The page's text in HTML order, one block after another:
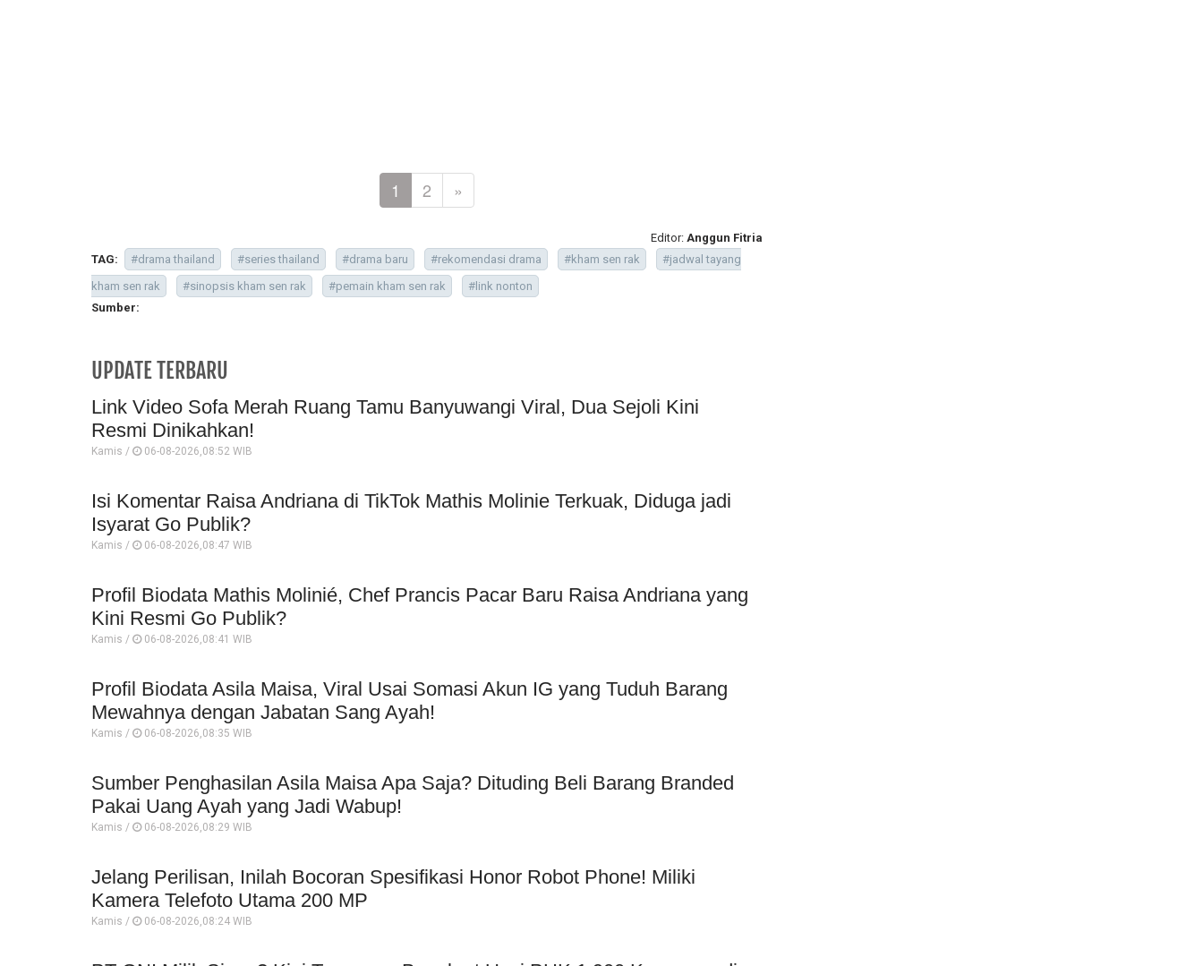
1 2 »
Editor: Anggun Fitria
TAG:
#drama thailand #series thailand #drama baru #rekomendasi drama #kham sen rak
#jadwal tayang
kham sen rak
#sinopsis kham sen rak #pemain kham sen rak
#link nonton
Sumber:
UPDATE TERBARU
Link Video Sofa Merah Ruang Tamu Banyuwangi Viral, Dua Sejoli Kini
Resmi Dinikahkan!
Kamis / 06-08-2026,08:52 WIB
Isi Komentar Raisa Andriana di TikTok Mathis Molinie Terkuak, Diduga jadi
Isyarat Go Publik?
Kamis / 06-08-2026,08:47 WIB
Profil Biodata Mathis Molinié, Chef Prancis Pacar Baru Raisa Andriana yang
Kini Resmi Go Publik?
Kamis / 06-08-2026,08:41 WIB
Profil Biodata Asila Maisa, Viral Usai Somasi Akun IG yang Tuduh Barang
Mewahnya dengan Jabatan Sang Ayah!
Kamis / 06-08-2026,08:35 WIB
Sumber Penghasilan Asila Maisa Apa Saja? Dituding Beli Barang Branded
Pakai Uang Ayah yang Jadi Wabup!
Kamis / 06-08-2026,08:29 WIB
Jelang Perilisan, Inilah Bocoran Spesifikasi Honor Robot Phone! Miliki
Kamera Telefoto Utama 200 MP
Kamis / 06-08-2026,08:24 WIB